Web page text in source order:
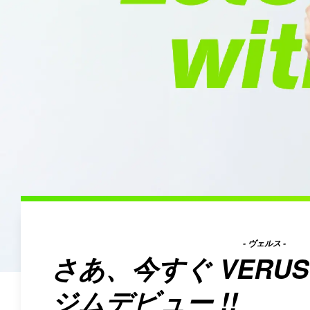
さあ、今すぐ VERUS
- ヴェルス -
ジムデビュー !!